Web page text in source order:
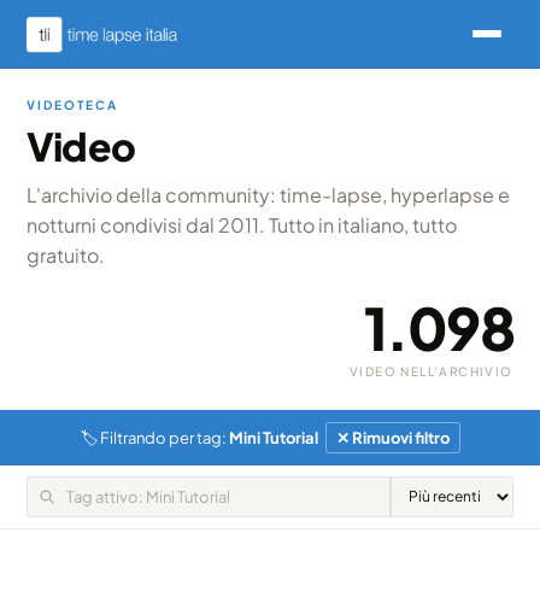
VIDEOTECA
Video
L'archivio della community: time-lapse, hyperlapse e
notturni condivisi dal 2011. Tutto in italiano, tutto
gratuito.
1.098
VIDEO NELL'ARCHIVIO
🏷 Filtrando per tag: Mini Tutorial ✕ Rimuovi filtro